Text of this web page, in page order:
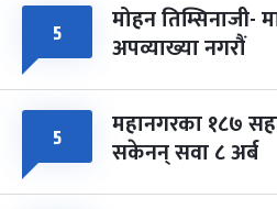
५ मोहन तिम्सिनाजी-
अपव्याख्या नगरौं
५ महानगरका १८७
सकेनन् सवा ८ अर्ब